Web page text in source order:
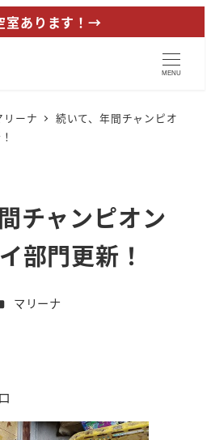
室あります！→
MENU
リーナ
続いて、年間チャンピオ
チャンピオン
部門更新！
テゴリー
マリーナ